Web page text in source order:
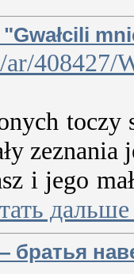
408427/
toczy
i jego
братья